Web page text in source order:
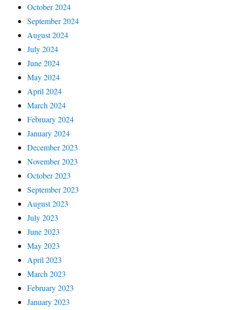
October 2024
September 2024
August 2024
July 2024
June 2024
May 2024
April 2024
March 2024
February 2024
January 2024
December 2023
November 2023
October 2023
September 2023
August 2023
July 2023
June 2023
May 2023
April 2023
March 2023
February 2023
January 2023